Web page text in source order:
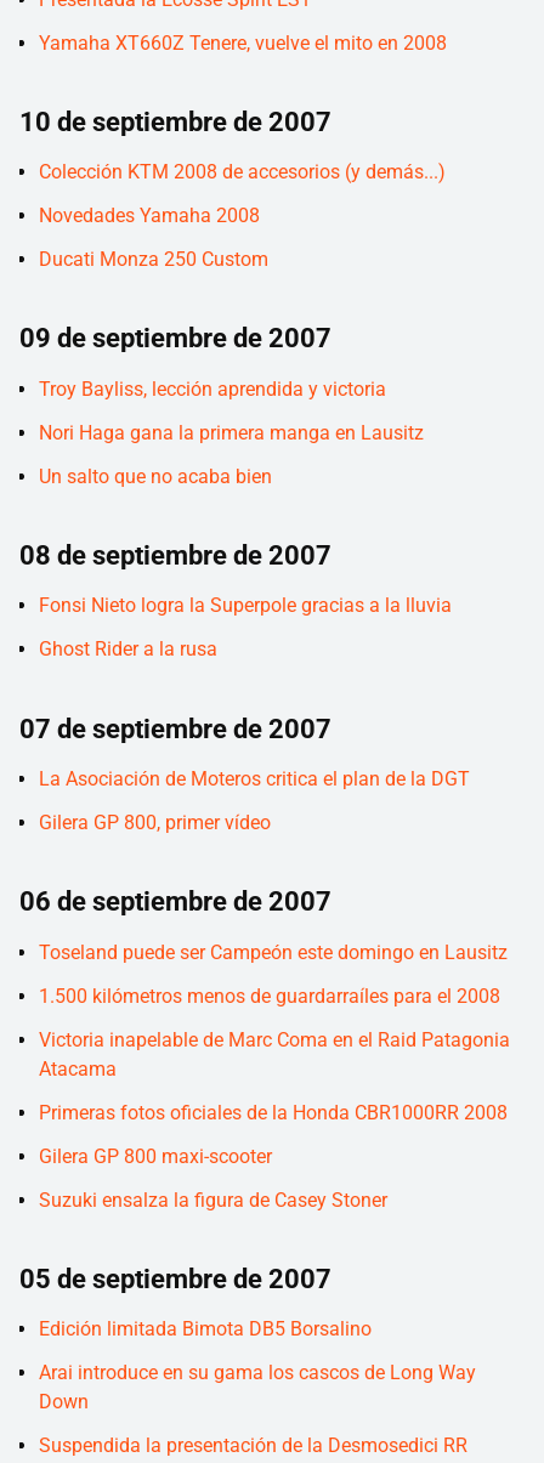
Yamaha XT660Z Tenere, vuelve el mito en 2008
10 de septiembre de 2007
Colección KTM 2008 de accesorios (y demás...)
Novedades Yamaha 2008
Ducati Monza 250 Custom
09 de septiembre de 2007
Troy Bayliss, lección aprendida y victoria
Nori Haga gana la primera manga en Lausitz
Un salto que no acaba bien
08 de septiembre de 2007
Fonsi Nieto logra la Superpole gracias a la lluvia
Ghost Rider a la rusa
07 de septiembre de 2007
La Asociación de Moteros critica el plan de la DGT
Gilera GP 800, primer vídeo
06 de septiembre de 2007
Toseland puede ser Campeón este domingo en Lausitz
1.500 kilómetros menos de guardarraíles para el 2008
Victoria inapelable de Marc Coma en el Raid Patagonia
Atacama
Primeras fotos oficiales de la Honda CBR1000RR 2008
Gilera GP 800 maxi-scooter
Suzuki ensalza la figura de Casey Stoner
05 de septiembre de 2007
Edición limitada Bimota DB5 Borsalino
Arai introduce en su gama los cascos de Long Way
Down
Suspendida la presentación de la Desmosedici RR